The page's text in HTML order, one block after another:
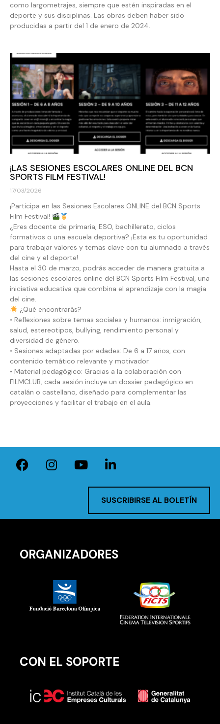
como largometrajes, siempre que estén inspiradas en el
deporte y sus disciplinas. Las obras deben haber sido
producidas a partir del 1 de enero de 2024.
¡LAS SESIONES ESCOLARES ONLINE DEL BCN
SPORTS FILM FESTIVAL!
17/03/2026
¡Participa en las Sesiones Escolares ONLINE del BCN Sports
Film Festival!
¿Eres docente de primaria, ESO, bachillerato, ciclos
formativos o una escuela deportiva? ¡Esta es tu oportunidad
para trabajar valores y temas clave con tu alumnado a través
del cine y el deporte!
Hasta el 30 de marzo, podrás acceder de manera gratuita a
las sesiones escolares online del BCN Sports Film Festival, una
iniciativa educativa que combina el aprendizaje con la magia
del cine.
¿Qué encontrarás?
• Reflexiones sobre temas sociales y humanos: inmigración,
salud, estereotipos, bullying, rendimiento personal y
diversidad de género.
• Sesiones adaptadas por edades: De 6 a 17 años, con
contenido temático relevante y motivador.
• Material pedagógico: Gracias a la colaboración con
FILMCLUB, cada sesión incluye un dossier pedagógico en
catalán o castellano, diseñado para complementar las
proyecciones y facilitar el trabajo en el aula.
SUSCRIBIRSE AL BOLETÍN
ORGANIZADORES
CON EL SOPORTE